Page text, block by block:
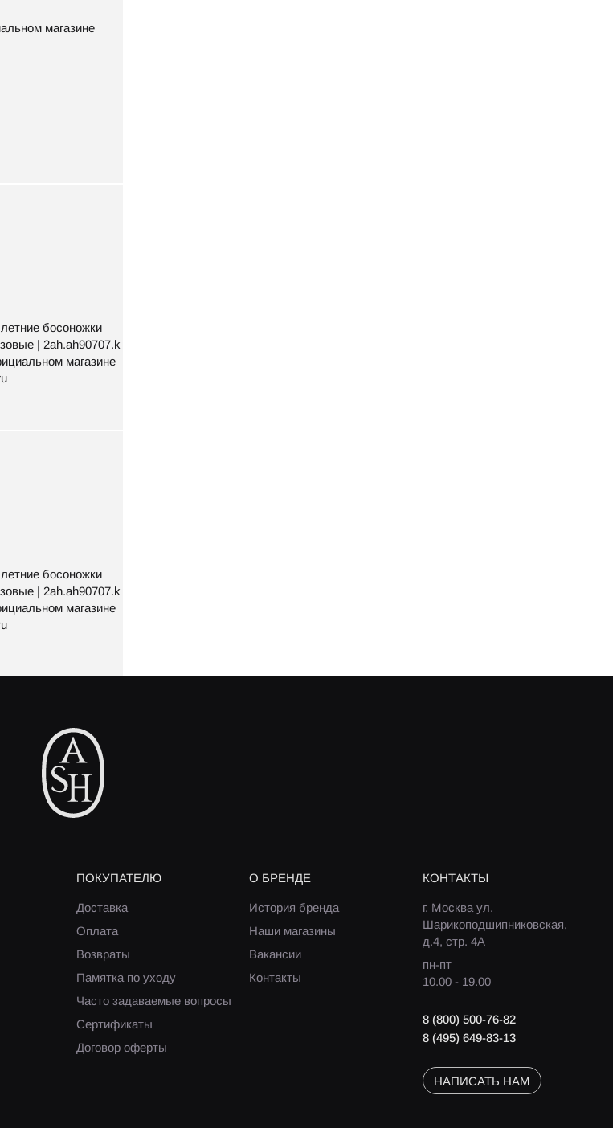
ПОКУПАТЕЛЮ
Доставка
Оплата
Возвраты
Памятка по уходу
Часто задаваемые вопросы
Сертификаты
Договор оферты
О БРЕНДЕ
История бренда
Наши магазины
Вакансии
Контакты
КОНТАКТЫ
г. Москва ул.
Шарикоподшипниковская,
д.4, стр. 4А
пн-пт
10.00 - 19.00
8 (800) 500-76-82
8 (495) 649-83-13
НАПИСАТЬ НАМ